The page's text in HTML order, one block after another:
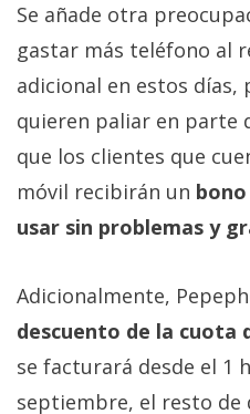
El medio de
comunicación
digital donde
encontrarás
todas las
noticias sobre
tecnología,
móviles,
ordenadores,
apps,
comparativas,
trucos y
tutoriales.
Informático
Se añade otra
gastar más teléfono al
adicional en estos días,
quieren paliar en parte
que los clientes que
móvil recibirán un
usar sin problemas y
Adicionalmente,
descuento de la cuota
se facturará desde el 1
septiembre, el resto de